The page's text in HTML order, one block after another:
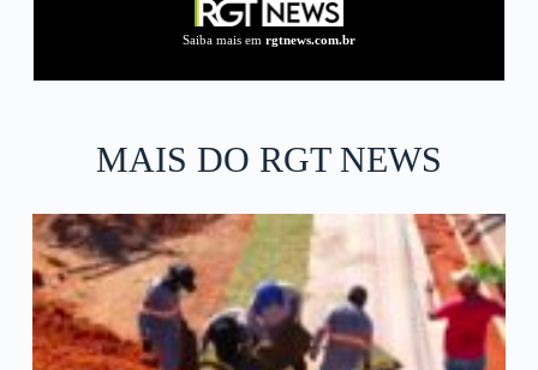
Saiba mais em rgtnews.com.br
MAIS DO RGT NEWS